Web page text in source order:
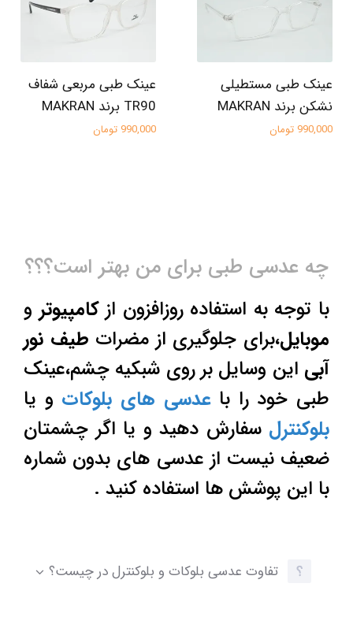
عینک طبی مستطیلی
نشکن برند MAKRAN
990,000 تومان
عینک طبی مربعی شفاف
TR90 برند MAKRAN
990,000 تومان
چه عدسی طبی برای من بهتر است؟؟؟
با توجه به استفاده روزافزون ازکامپیوتر و
موبایل،برای جلوگیری از مضرات طیف نور
آبی این وسایل بر روی شبکیه چشم،عینک
طبی خود را باعدسی های بلوکات و یا
بلوکنترل سفارش دهید و یا اگر چشمتان
ضعیف نیست از عدسی های بدون شماره
با این پوشش ها استفاده کنید .
تفاوت عدسی بلوکات و بلوکنترل در چیست؟